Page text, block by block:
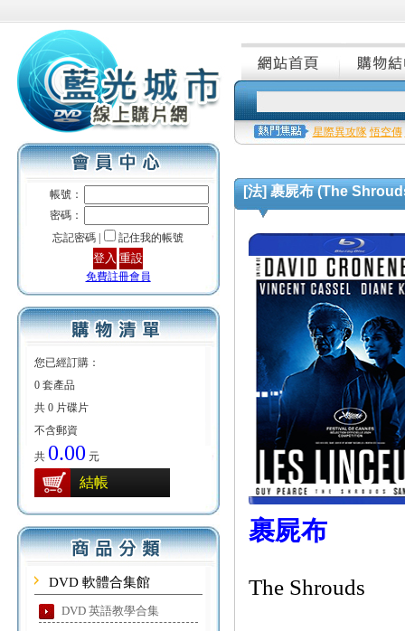
帳號：
密碼：
忘記密碼 |
記住我的帳號
免費註冊會員
您已經訂購：
0 套產品
共 0 片碟片
不含郵資
共 0.00 元
結帳
DVD 軟體合集館
DVD 英語教學合集
星際異攻隊 悟空傳
[法] 裹屍布 (The
裹屍布
The Shrouds